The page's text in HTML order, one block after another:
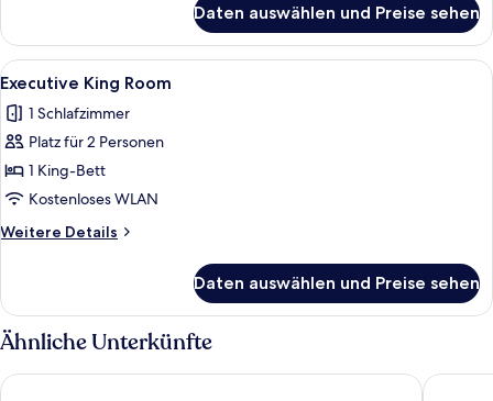
1 King-
Bett
Daten auswählen und Preise sehen
Alle
Fotos
für
Executive
King
Room
anzeigen
Ein modernes Hotelzimmer mit
6
Executive King Room
1 Schlafzimmer
Platz für 2 Personen
1 King-Bett
Kostenloses WLAN
Weitere Details
Weitere
King
Room
Daten auswählen und Preise sehen
Ähnliche Unterkünfte
Maldron Hotel Pearse Street Dublin City Premier